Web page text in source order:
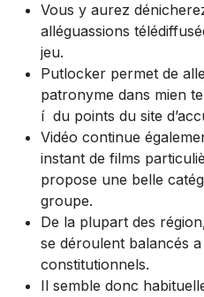
Vous y aurez
alléguassions
jeu.
Putlocker permet de
patronyme dans mien
í du points du site
Vidéo continue
instant de films
propose une belle
groupe.
De la plupart des
se déroulent balancés
constitutionnels.
Il semble donc